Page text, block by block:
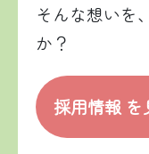
そんな想いを
か？
採用情報 を